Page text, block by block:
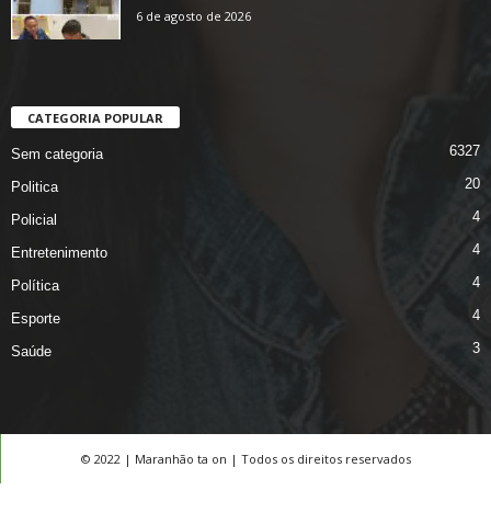
6 de agosto de 2026
CATEGORIA POPULAR
Sem categoria 6327
Politica 20
Policial 4
Entretenimento 4
Política 4
Esporte 4
Saúde 3
© 2022 | Maranhão ta on | Todos os direitos reservados